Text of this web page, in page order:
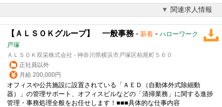
関連求人情報
【ＡＬＳＯＫグループ】 一般事務 - 新着 - ハローワーク
戸塚
ＡＬＳＯＫ双栄株式会社 - 神奈川県横浜市戸塚区柏尾町５６０
正社員以外
月給 200,000円
オフィスや公共施設に設置されている「ＡＥＤ（自動体外式除細動
器）」の管理サポート、オフィスビルなどの「清掃業務」に関する進捗
管理・事務処理全般をお任せします！■■■具体的な仕事内容